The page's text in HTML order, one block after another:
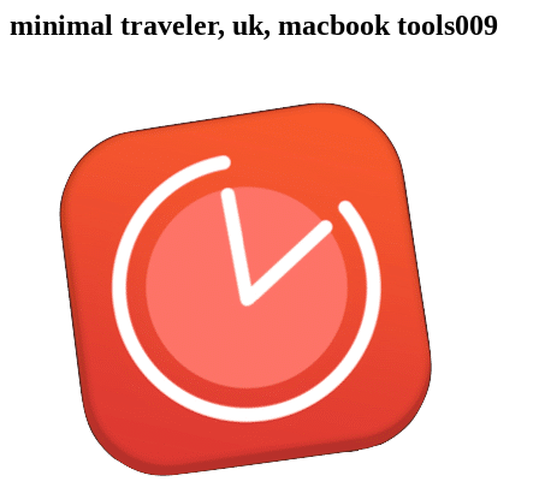
minimal traveler, uk, macbook tools009